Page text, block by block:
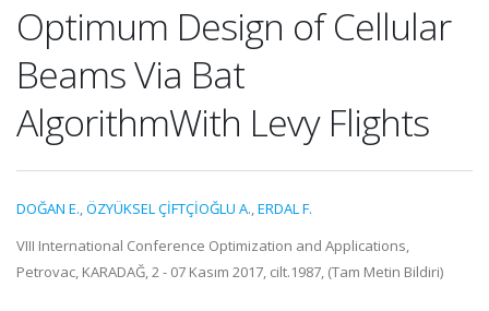
Optimum Design of Cellular
Beams Via Bat
AlgorithmWith Levy Flights
DOĞAN E.,ÖZYÜKSEL ÇİFTÇİOĞLU A.,ERDAL F.
VIII International Conference Optimization and Applications,
Petrovac, KARADAĞ, 2 - 07 Kasım 2017, cilt.1987, (Tam Metin Bildiri)